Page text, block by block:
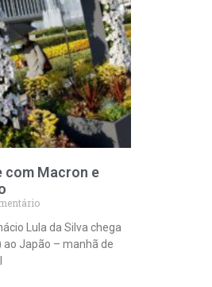
com Macron e
Lula da Silva chega
Japão – manhã de